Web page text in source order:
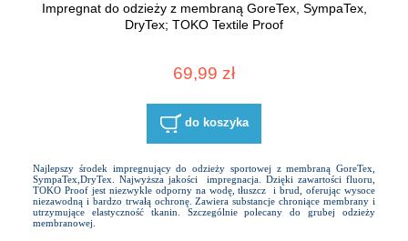
Impregnat do odzieży z membraną GoreTex, SympaTex,
DryTex; TOKO Textile Proof
69,99 zł
do koszyka
Najlepszy środek impregnujący do odzieży sportowej z membraną GoreTex,
SympaTex,DryTex. Najwyższa jakości impregnacja. Dzięki zawartości fluoru,
TOKO Proof jest niezwykle odporny na wodę, tłuszcz i brud, oferując wysoce
niezawodną i bardzo trwałą ochronę. Zawiera substancje chroniące membrany i
utrzymujące elastyczność tkanin. Szczególnie polecany do grubej odzieży
membranowej.